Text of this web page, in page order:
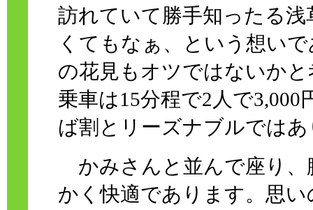
訪れていて勝手知ったる
くてもなぁ、という想い
の花見もオツではないか
乗車は15分程で2人で
ば割とリーズナブルでは
かみさんと並んで座り、
かく快適であります。思